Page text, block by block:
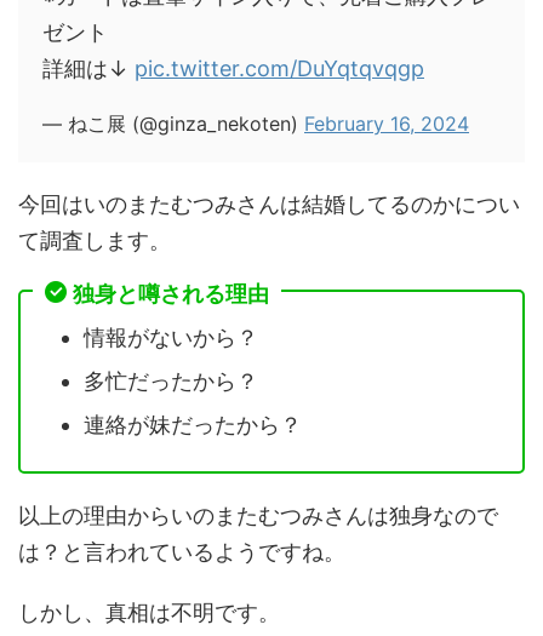
ゼント
詳細は↓ pic.twitter.com/DuYqtqvqgp
— ねこ展 (@ginza_nekoten) February 16, 2024
今回はいのまたむつみさんは結婚してるのかについ
て調査します。
独身と噂される理由
情報がないから？
多忙だったから？
連絡が妹だったから？
以上の理由からいのまたむつみさんは独身なので
は？と言われているようですね。
しかし、真相は不明です。